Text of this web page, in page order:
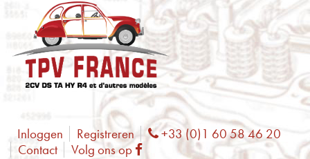
Inloggen Registreren Phone
+33 (0)1 60 58 46 20
Contact
Volg ons op Facebook